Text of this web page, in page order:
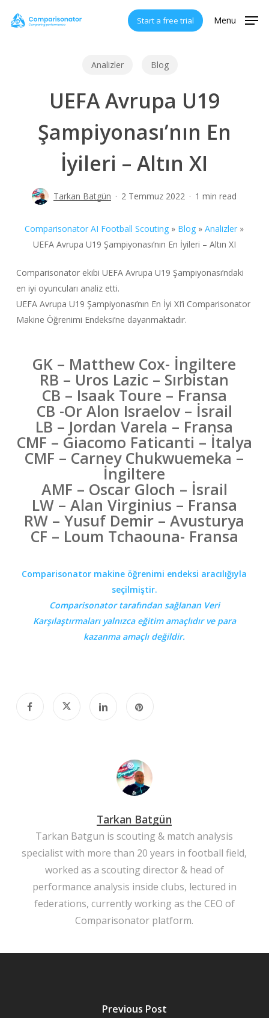
Start a free trial Menu
Analizler Blog
UEFA Avrupa U19
Şampiyonası’nın En
İyileri – Altın XI
Tarkan Batgün 2 Temmuz 2022 1 min read
Comparisonator AI Football Scouting » Blog »Analizler »
UEFA Avrupa U19 Şampiyonası’nın En İyileri – Altın XI
Comparisonator ekibi UEFA Avrupa U19 Şampiyonası’ndaki
en iyi oyuncuları analiz etti.
UEFA Avrupa U19 Şampiyonası’nın En İyi XI’i Comparisonator
Makine Öğrenimi Endeksi’ne dayanmaktadır.
GK – Matthew Cox- İngiltere
RB – Uros Lazic – Sırbistan
CB – Isaak Toure – Fransa
CB -Or Alon Israelov – İsrail
LB – Jordan Varela – Fransa
CMF – Giacomo Faticanti – İtalya
CMF – Carney Chukwuemeka –
İngiltere
AMF – Oscar Gloch – İsrail
LW – Alan Virginius – Fransa
RW – Yusuf Demir – Avusturya
CF – Loum Tchaouna- Fransa
Comparisonator makine öğrenimi endeksi aracılığıyla
seçilmiştir.
Comparisonator tarafından sağlanan Veri
Karşılaştırmaları yalnızca eğitim amaçlıdırve para
kazanma amaçlı değildir.
Tarkan Batgün
Tarkan Batgun is scouting & match analysis
specialist with more than 20 years in football field,
worked as a scouting director & head of
performance analysis inside clubs, lectured in
federations, currently working as the CEO of
Comparisonator platform.
Previous Post